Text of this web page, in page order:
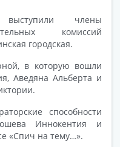
члены
комиссий
городская.
в которую вошли
Аведяна Альберта и
способности
Иннокентия и
«Спич на тему…».